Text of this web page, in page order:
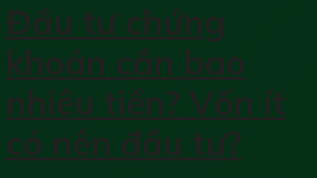
Đầu tư chứng
khoán cần bao
nhiêu tiền? Vốn ít
có nên đầu tư?